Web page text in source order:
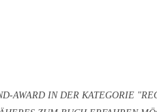
AWARD IN DER KATEGORIE